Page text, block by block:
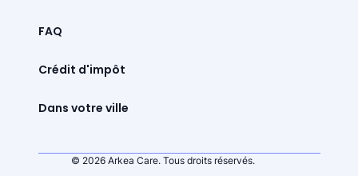
FAQ
Crédit d'impôt
Dans votre ville
© 2026 Arkea Care. Tous droits réservés.